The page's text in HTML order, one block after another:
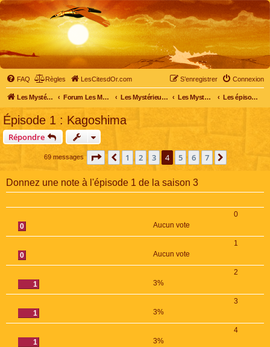
FAQ Règles LesCitesdOr.com Connexion
S’enregistrer
Les Mystérieuses Cités d'Or - LesCitesdOr.com Forum Les Mystérieuses Cités d'Or Les Mystérieuses Cités d'Or Les Mystérieuses Cités d'Or : saison 3 (2016) Les épisodes de la saison 3
Épisode 1 : Kagoshima
Répondre
69 messages Page sur7
Précédente
1 2 3 4 5 6 7 Suivante
Donnez une note à l'épisode 1 de la saison 3
0
0
Aucun vote
1
0
Aucun vote
2
1
3%
3
1
3%
4
1
3%